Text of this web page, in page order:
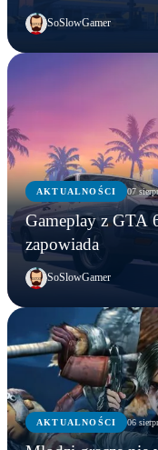
SoSlowGamer
AKTUALNOŚCI 07
Gameplay z GTA
zapowiada
SoSlowGamer
AKTUALNOŚCI 06
AKTUALNOŚCI